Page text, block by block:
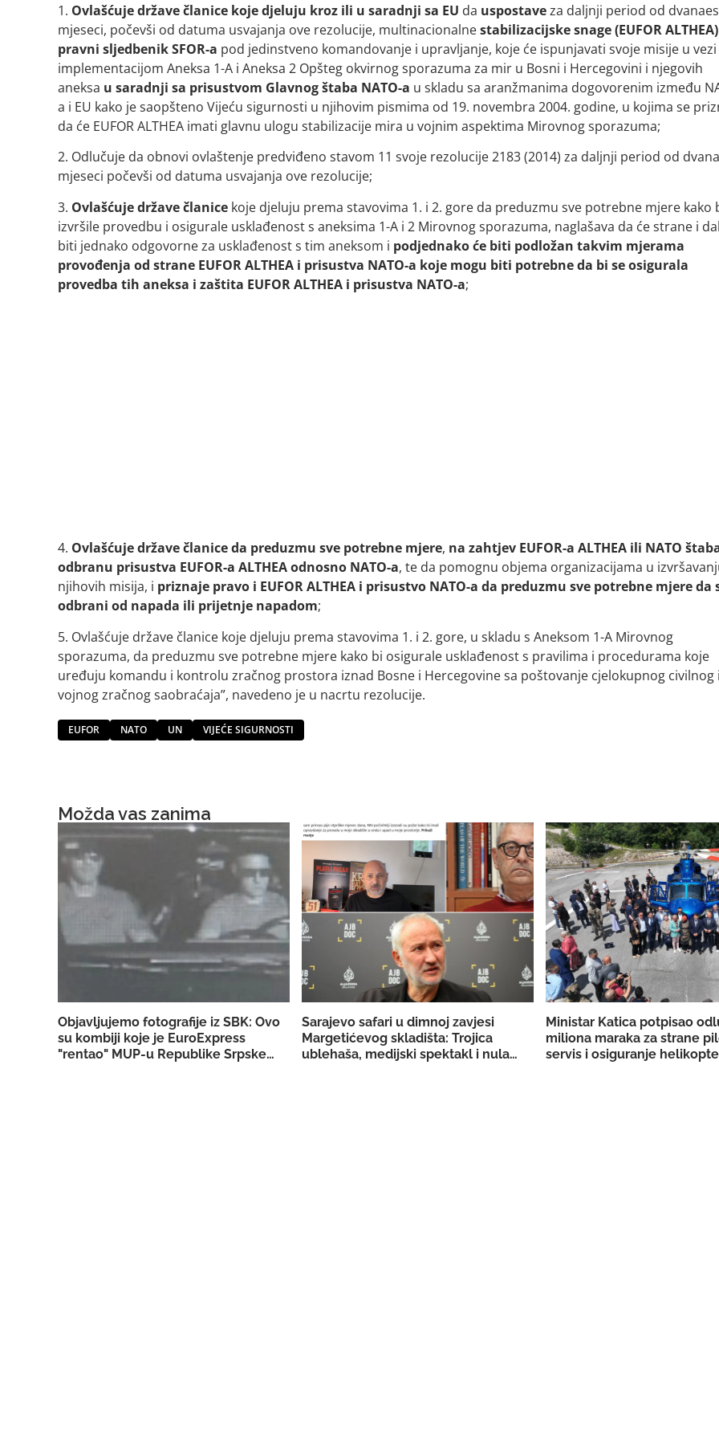
1. Ovlašćuje države članice koje djeluju kroz ili u saradnji sa EU da uspostaveza daljnji period od
mjeseci, počevši od datuma usvajanja ove rezolucije, multinacionalnestabilizacijske snage (EUFOR
pravni sljedbenik SFOR-a pod jedinstveno komandovanje i upravljanje, koje će ispunjavati svoje misije u vezi
implementacijom Aneksa 1-A i Aneksa 2 Opšteg okvirnog sporazuma za mir u Bosni i Hercegovini i njegovih
aneksa u saradnji sa prisustvom Glavnog štaba NATO-a u skladu sa aranžmanima dogovorenim između
a i EU kako je saopšteno Vijeću sigurnosti u njihovim pismima od 19. novembra 2004. godine, u kojima se
da će EUFOR ALTHEA imati glavnu ulogu stabilizacije mira u vojnim aspektima Mirovnog sporazuma;
2. Odlučuje da obnovi ovlaštenje predviđeno stavom 11 svoje rezolucije 2183 (2014) za daljnji period od
mjeseci počevši od datuma usvajanja ove rezolucije;
3. Ovlašćuje države članice koje djeluju prema stavovima 1. i 2. gore da preduzmu sve potrebne mjere kako
izvršile provedbu i osigurale usklađenost s aneksima 1-A i 2 Mirovnog sporazuma, naglašava da će strane i
biti jednako odgovorne za usklađenost s tim aneksom i podjednako će biti podložan takvim mjerama
provođenja od strane EUFOR ALTHEA i prisustva NATO-a koje mogu biti potrebne da bi se osigurala
provedba tih aneksa i zaštita EUFOR ALTHEA i prisustva NATO-a;
4. Ovlašćuje države članice da preduzmu sve potrebne mjere, na zahtjev EUFOR-a ALTHEA ili NATO
odbranu prisustva EUFOR-a ALTHEA odnosno NATO-a, te da pomognu objema organizacijama u
njihovih misija, i priznaje pravo i EUFOR ALTHEA i prisustvo NATO-a da preduzmu sve potrebne mjere da
odbrani od napada ili prijetnje napadom;
5. Ovlašćuje države članice koje djeluju prema stavovima 1. i 2. gore, u skladu s Aneksom 1-A Mirovnog
sporazuma, da preduzmu sve potrebne mjere kako bi osigurale usklađenost s pravilima i procedurama koje
uređuju komandu i kontrolu zračnog prostora iznad Bosne i Hercegovine sa poštovanje cjelokupnog civilnog i
vojnog zračnog saobraćaja”, navedeno je u nacrtu rezolucije.
EUFOR NATO UN VIJEĆE SIGURNOSTI
Možda vas zanima
Objavljujemo fotografije iz SBK: Ovo
su kombiji koje je EuroExpress
"rentao" MUP-u Republike Srpske za
Sarajevo safari u dimnoj zavjesi
Margetićevog skladišta: Trojica
ublehaša, medijski spektakl i nula
Ministar Katica potpisao
miliona maraka za strane
servis i osiguranje